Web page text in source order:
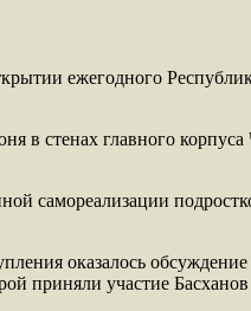
ежегодного
стенах главного
самореализации
оказалось
приняли участие